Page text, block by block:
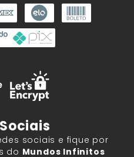
sociais e fique por
do Mundos Infinitos